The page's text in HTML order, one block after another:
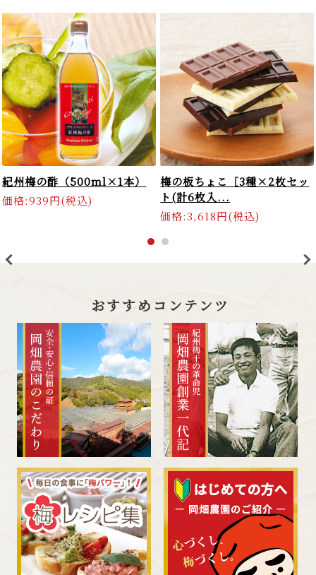
紀州梅の酢（500ml×1本）
価格:939円(税込)
梅の板ちょこ［3種×2枚セッ
ト(計6枚入...
価格:3,618円(税込)
< >
おすすめコンテンツ